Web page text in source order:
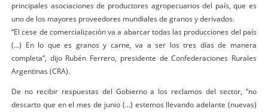
principales asociaciones de productores agropecuarios del país, que es
uno de los mayores proveedores mundiales de granos y derivados.
“El cese de comercialización va a abarcar todas las producciones del país
(…) En lo que es granos y carne, va a ser los tres días de manera
completa”, dijo Rubén Ferrero, presidente de Confederaciones Rurales
Argentinas (CRA).
De no recibir respuestas del Gobierno a los reclamos del sector, “no
descarto que en el mes de junio (…) estemos llevando adelante (nuevas)